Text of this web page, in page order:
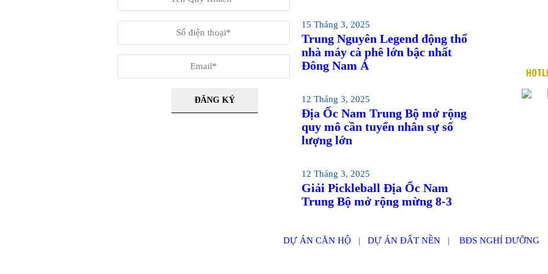
15 Tháng 3, 2025
Trung Nguyên Legend động thổ
nhà máy cà phê lớn bậc nhất
Đông Nam Á
12 Tháng 3, 2025
Địa Ốc Nam Trung Bộ mở rộng
quy mô cần tuyển nhân sự số
lượng lớn
12 Tháng 3, 2025
Giải Pickleball Địa Ốc Nam
Trung Bộ mở rộng mừng 8-3
DỰ ÁN CĂN HỘ| DỰ ÁN ĐẤT NỀN| BĐS NGHỈ DƯỠNG